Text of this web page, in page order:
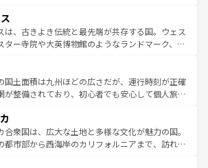
ャンパンの発祥地であるランス、プロヴァンスの
ラベンダー畑など、多彩な楽しみ方が可能だ。さ
リ以外の地域にも魅力が溢れており、どの街角に
に足を運ぶとそれぞれで全く異なる文化を体験で
きるだろう。 なお、新着のフランス情報はコンテンツ一覧
てほしい。
この国は、どこを歩いても飽きることがない。ベ
文化的活気、バイエルン州のアルプスの絶景、そ
ン川沿いのワイン畑といった風景は必見。ビール
きな人にはぜひ体験してほしい。 なお、新着の
報はコンテンツ一覧を参照してほしい。
は、古きよき伝統と最先端が共存する国。ウェス
ター寺院や大英博物館のようなランドマーク、歴
に異なる魅力がある。また、優雅なアフタヌーン
ビール好きにはたまらない英国パブ、サッカー観
本場だからこそできる体験も豊富。イギリスを旅
を参照してほしい。
国土面積は九州ほどの広さだが、運行時刻が正確
が整備されており、初心者でも安心して個人旅行
そのまま残る町や、スイスならではのユニークな
あり、アルプス観光だけでなく町歩きも満喫する
きる。国民の所得が高いため物価も高いが、旅行
合衆国は、広大な土地と多様な文化が魅力の国。
都市部から西海岸のカリフォルニアまで、訪れる